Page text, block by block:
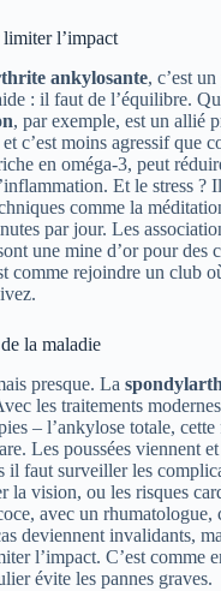
l’impact
ankylosante, c’est
: il faut de l’équilibre.
, par exemple, est un allié
c’est moins agressif que
en oméga-3, peut
Et le stress ?
comme la
par jour. Les
une mine d’or pour des
comme rejoindre un club
la maladie
presque. La
les traitements
– l’ankylose totale, cette
Les poussées viennent
il faut surveiller les
la vision, ou les risques
avec un rhumatologue,
deviennent invalidants,
l’impact. C’est comme
évite les pannes graves.